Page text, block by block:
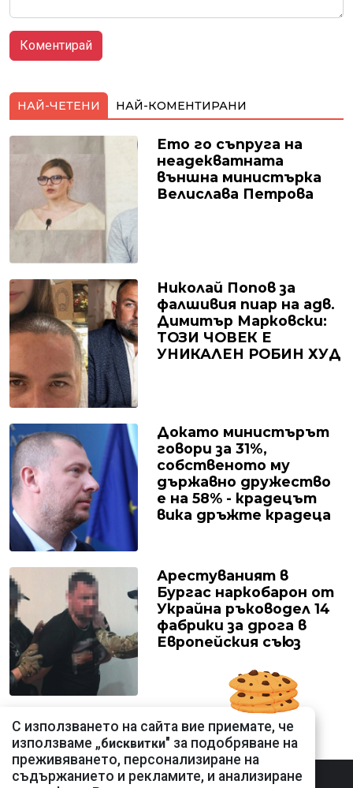
НАЙ-ЧЕТЕНИ НАЙ-КОМЕНТИРАНИ
Ето го съпруга на
неадекватната
външна министърка
Велислава Петрова
Николай Попов за
фалшивия пиар на адв.
Димитър Марковски:
ТОЗИ ЧОВЕК Е
УНИКАЛЕН РОБИН ХУД
Докато министърът
говори за 31%,
собственото му
държавно дружество
е на 58% - крадецът
вика дръжте крадеца
Арестуваният в
Бургас наркобарон от
Украйна ръководел 14
фабрики за дрога в
Европейския съюз
С използването на сайта вие приемате, че
използваме „бисквитки" за подобряване на
преживяването, персонализиране на
съдържанието и рекламите, и анализиране